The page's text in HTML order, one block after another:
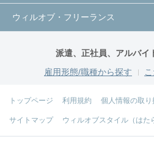
ウィルオブ・フリーランス
派遣、正社員、アルバイ
雇用形態/職種から探す
トップページ 利用規約 個人情報の取
サイトマップ ウィルオブスタイル（はた